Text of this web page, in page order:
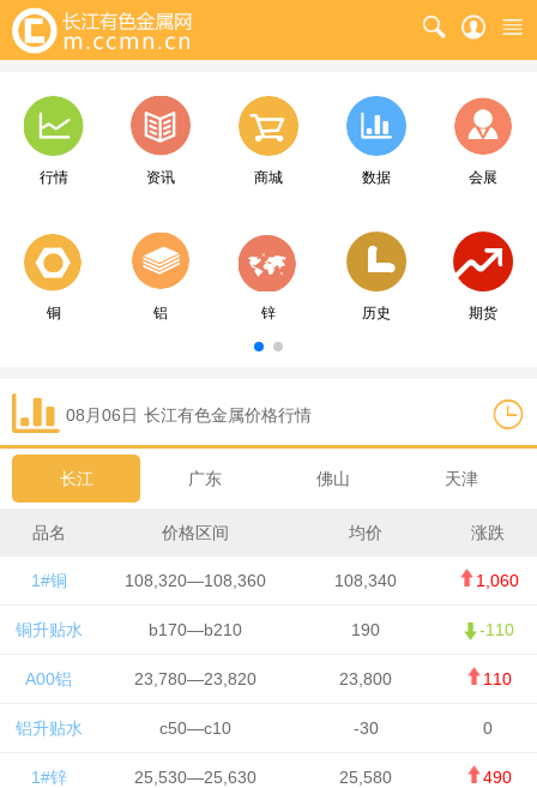
行情 资讯 商城 数据 会展
铜 铝 锌 历史 期货
08月06日 长江有色金属价格行情
长江 广东 佛山 天津
品名 价格区间 均价 涨跌
1#铜 108,320—108,360 108,340 1,060
铜升贴水 b170—b210 190 -110
A00铝 23,780—23,820 23,800 110
铝升贴水 c50—c10 -30 0
1#锌 25,530—25,630 25,580 490